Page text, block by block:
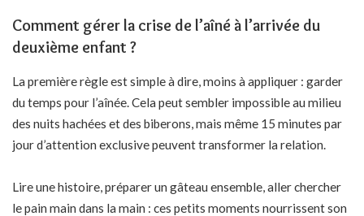
Comment gérer la crise de l’aîné à l’arrivée du
deuxième enfant ?
La première règle est simple à dire, moins à appliquer : garder
du temps pour l’aînée. Cela peut sembler impossible au milieu
des nuits hachées et des biberons, mais même 15 minutes par
jour d’attention exclusive peuvent transformer la relation.
Lire une histoire, préparer un gâteau ensemble, aller chercher
le pain main dans la main : ces petits moments nourrissent son